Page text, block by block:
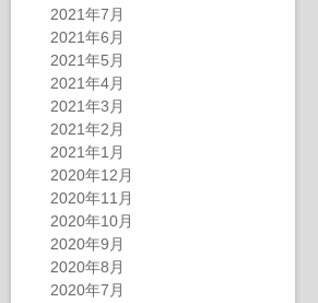
2021年7月
2021年6月
2021年5月
2021年4月
2021年3月
2021年2月
2021年1月
2020年12月
2020年11月
2020年10月
2020年9月
2020年8月
2020年7月